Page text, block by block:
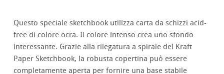
Questo speciale sketchbook utilizza carta da schizzi acid-
free di colore ocra. Il colore intenso crea uno sfondo
interessante. Grazie alla rilegatura a spirale del Kraft
Paper Sketchbook, la robusta copertina può essere
completamente aperta per fornire una base stabile